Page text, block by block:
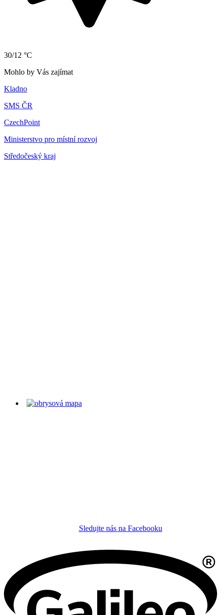
30/12 °C
Mohlo by Vás zajímat
Kladno
SMS ČR
CzechPoint
Ministerstvo pro místní rozvoj
Středočeský kraj
Sledujte nás na Facebooku